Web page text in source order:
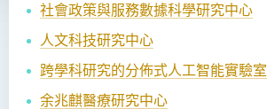
社會政策與服務數據科學研究中心
人文科技研究中心
跨學科研究的分佈式人工智能實驗室
余兆麒醫療研究中心